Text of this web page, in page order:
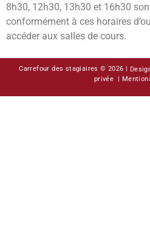
8h30, 12h30, 13h30 et 16h30
conformément à ces horaires
accéder aux salles de cours.
Carrefour des stagiaires © 2026 |
privée
|